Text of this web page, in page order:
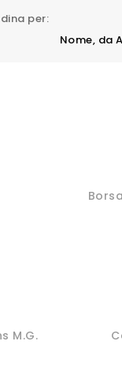
per:
Nome, da
M.G.